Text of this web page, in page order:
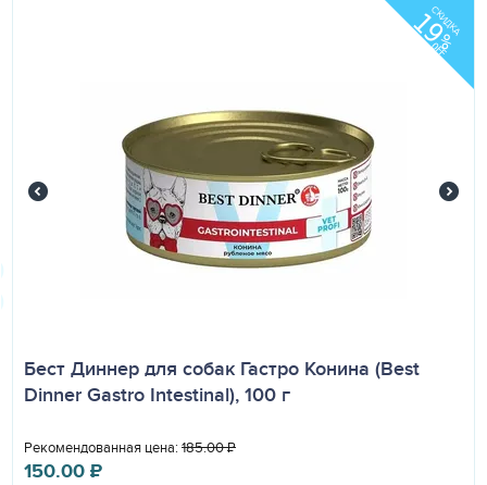
СКИДКА
19
%
OFF
Бест Диннер для собак Гастро Конина (Best
Dinner Gastro Intestinal), 100 г
Рекомендованная цена: 185.00₽
150.00₽